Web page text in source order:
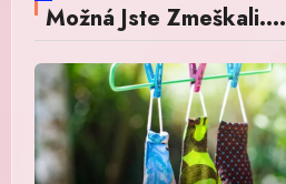
Možná Jste Zmeškali....